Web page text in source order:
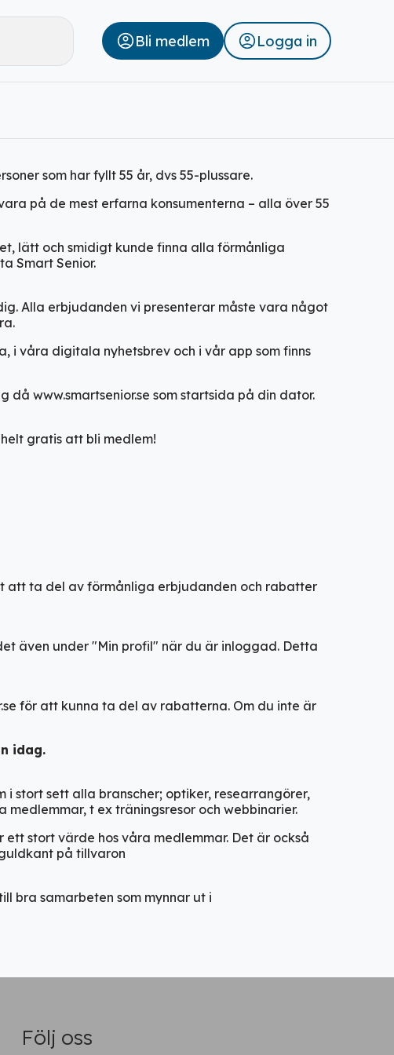
Bli medlem Logga in
som har fyllt 55 år, dvs 55-plussare.
på de mest erfarna konsumenterna – alla över 55
lätt och smidigt kunde finna alla förmånliga
Smart Senior.
Alla erbjudanden vi presenterar måste vara något
i våra digitala nyhetsbrev och i vår app som finns
www.smartsenior.se som startsida på din dator.
gratis att bli medlem!
att ta del av förmånliga erbjudanden och rabatter
även under "Min profil" när du är inloggad. Detta
för att kunna ta del av rabatterna. Om du inte är
idag.
i stort sett alla branscher; optiker, researrangörer,
medlemmar, t ex träningsresor och webbinarier.
ett stortvärde hos våra medlemmar. Det är också
på tillvaron
bra samarbeten som mynnar ut i
Följ oss